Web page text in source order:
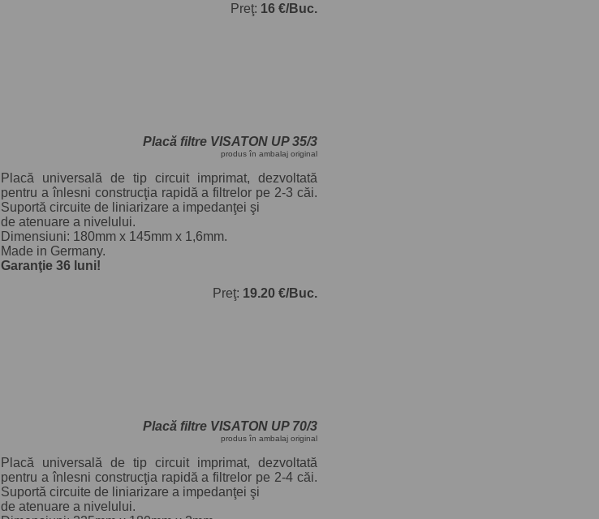
Preţ: 16 €/Buc.
Placă filtre VISATON UP 35/3
produs în ambalaj original
Placă universală de tip circuit imprimat, dezvoltată
pentru a înlesni construcţia rapidă a filtrelor pe 2-3 căi.
Suportă circuite de liniarizare a impedanţei şi
de atenuare a nivelului.
Dimensiuni: 180mm x 145mm x 1,6mm.
Made in Germany.
Garanţie 36 luni!
Preţ: 19.20 €/Buc.
Placă filtre VISATON UP 70/3
produs în ambalaj original
Placă universală de tip circuit imprimat, dezvoltată
pentru a înlesni construcţia rapidă a filtrelor pe 2-4 căi.
Suportă circuite de liniarizare a impedanţei şi
de atenuare a nivelului.